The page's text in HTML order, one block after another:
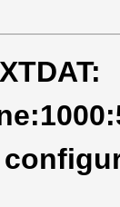
乃木坂46】日村勇紀
ツキャスターお姉さ
福な過程が高学歴に
住みの貧乏に学歴で負